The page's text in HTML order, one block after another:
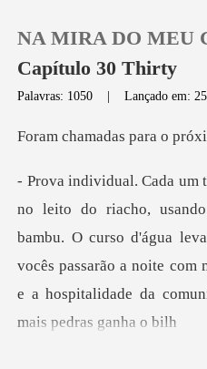
Loja
Histórico
Sair
NA MIRA DO MEU
Capítulo 30 Thirty
Palavras: 1050 |Lançado em:
a o
bambu. O curso d'água
vocês passarão a noite com